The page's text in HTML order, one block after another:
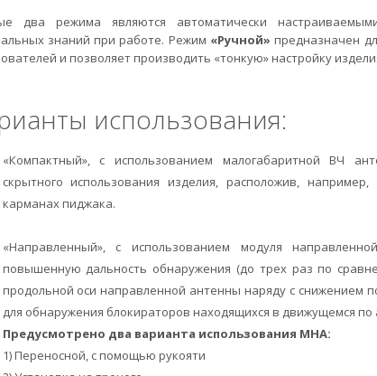
два режима являются автоматически
знаний при работе. Режим «Ручной» предназначен
и позволяет производить «тонкую» настройку
использования:
«Компактный», с использованием малогабаритной ВЧ
скрытного использования изделия, расположив,
карманах пиджака.
«Направленный», с использованием модуля
повышенную дальность обнаружения (до трех раз по
продольной оси направленной антенны наряду с снижением
для обнаружения блокираторов находящихся в движущемся по
Предусмотрено два варианта использования МНА:
1) Переносной, с помощью рукояти